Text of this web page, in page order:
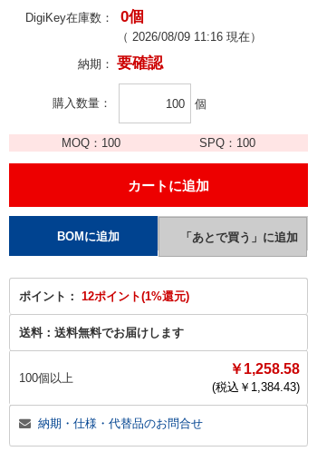
DigiKey在庫数： 0個
（ 2026/08/09 11:16 現在）
納期： 要確認
購入数量 個
MOQ： 100 SPQ： 100
ポイント： 12ポイント(1%還元)
送料： 送料無料でお届けします
100個以上
￥1,258.58
(税込￥ 1,384.43)
納期・仕様・代替品のお問合せ